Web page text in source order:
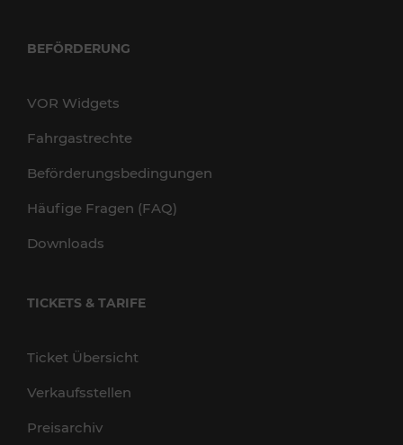
BEFÖRDERUNG
VOR Widgets
Fahrgastrechte
Beförderungsbedingungen
Häufige Fragen (FAQ)
Downloads
TICKETS & TARIFE
Ticket Übersicht
Verkaufsstellen
Preisarchiv